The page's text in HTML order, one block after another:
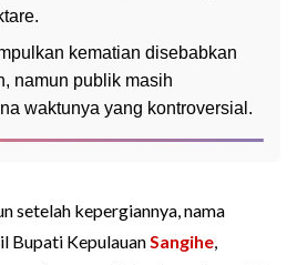
kematian disebabkan
namun publik masih
waktunya yang kontroversial.
setelah kepergiannya, nama
Bupati KepulauanSangihe,